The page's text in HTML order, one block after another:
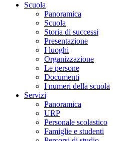
Scuola
Panoramica
Scuola
Storia di successi
Presentazione
I luoghi
Organizzazione
Le persone
Documenti
I numeri della scuola
Servizi
Panoramica
URP
Personale scolastico
Famiglie e studenti